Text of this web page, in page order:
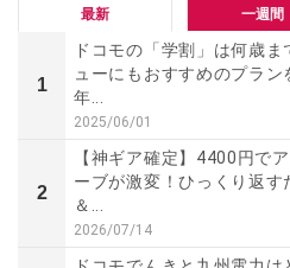
最新 一週間
1
ドコモの「学割」は何歳
ューにもおすすめのプラ
年...
2025/06/01
2
【神ギア確定】4400円で
ーブが激変！ひっくり返す
＆...
2026/07/14